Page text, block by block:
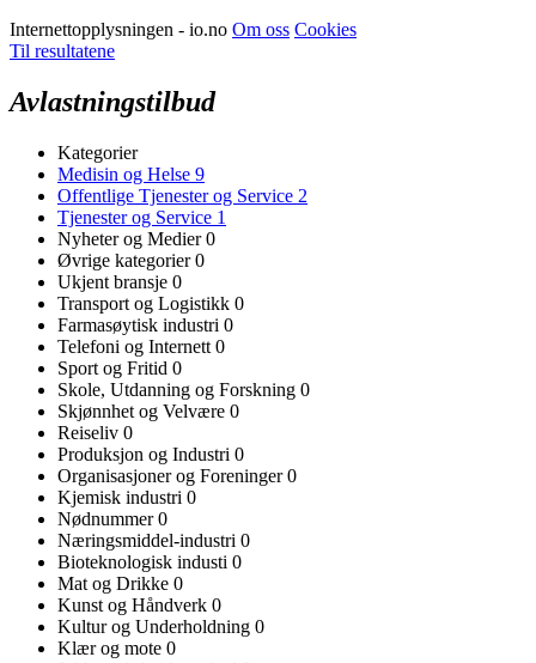
Internettopplysningen - io.no Om oss Cookies
Til resultatene
Avlastningstilbud
Kategorier
Medisin og Helse 9
Offentlige Tjenester og Service 2
Tjenester og Service 1
Nyheter og Medier0
Øvrige kategorier0
Ukjent bransje 0
Transport og Logistikk 0
Farmasøytisk industri 0
Telefoni og Internett 0
Sport og Fritid 0
Skole, Utdanning og Forskning 0
Skjønnhet og Velvære 0
Reiseliv 0
Produksjon og Industri 0
Organisasjoner og Foreninger0
Kjemisk industri 0
Nødnummer0
Næringsmiddel-industri 0
Bioteknologisk industi 0
Mat og Drikke 0
Kunst og Håndverk 0
Kultur og Underholdning 0
Klær og mote 0